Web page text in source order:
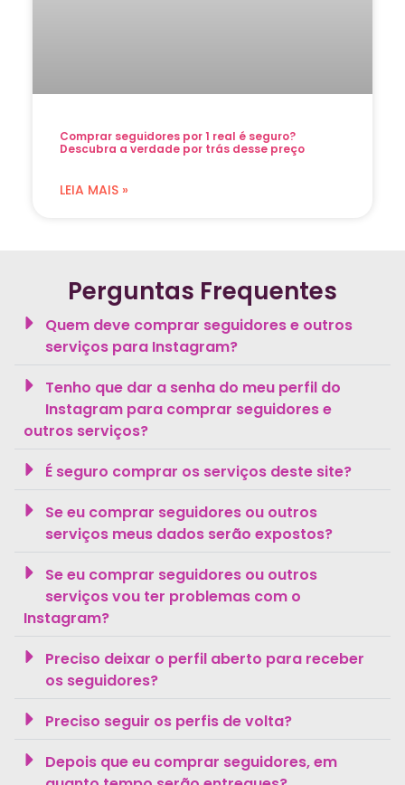
Comprar seguidores por 1 real é seguro?
Descubra a verdade por trás desse preço
LEIA MAIS »
Perguntas Frequentes
Quem deve comprar seguidores e outros
serviços para Instagram?
Tenho que dar a senha do meu perfil do
Instagram para comprar seguidores e
outros serviços?
É seguro comprar os serviços deste site?
Se eu comprar seguidores ou outros
serviços meus dados serão expostos?
Se eu comprar seguidores ou outros
serviços vou ter problemas com o
Instagram?
Preciso deixar o perfil aberto para receber
os seguidores?
Preciso seguir os perfis de volta?
Depois que eu comprar seguidores, em